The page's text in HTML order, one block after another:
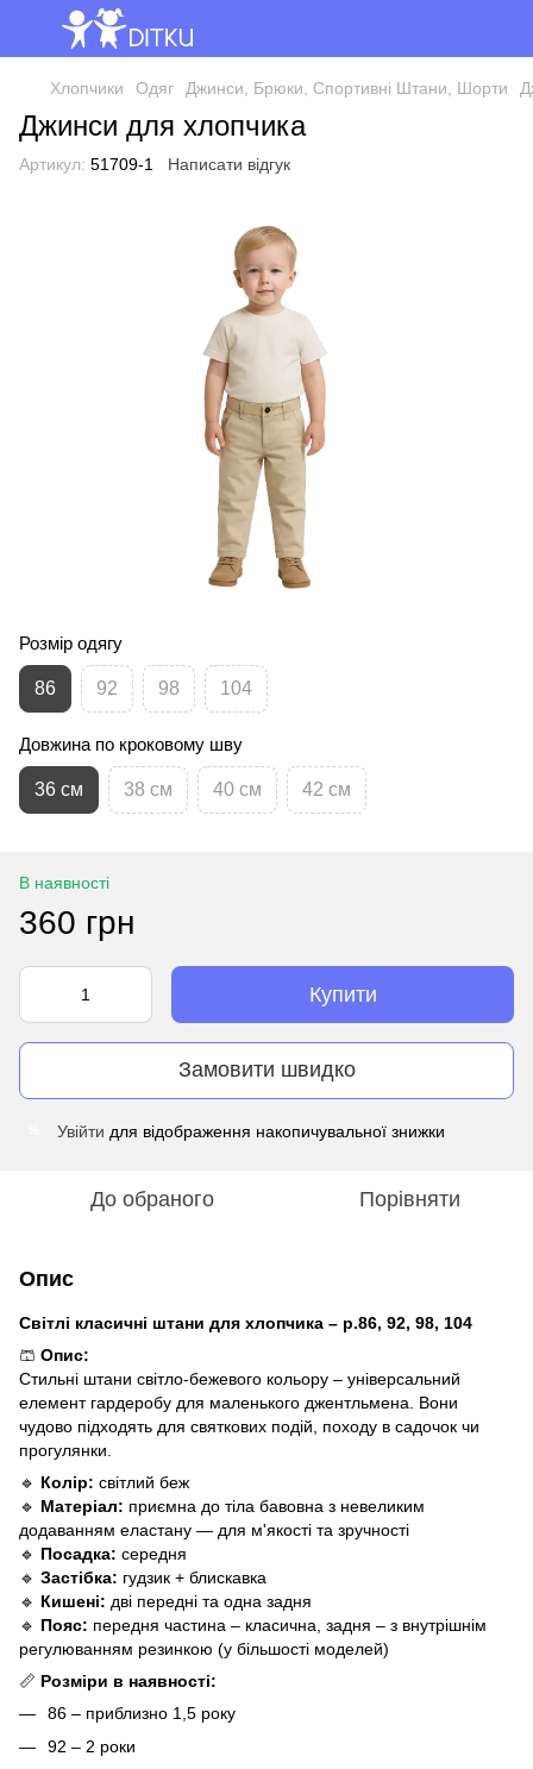
Хлопчики Одяг Джинси, Брюки, Спортивні Штани, Шорти
Джинси для хлопчика
Артикул: 51709-1 Написати відгук
Розмір одягу
86 92 98 104
Довжина по кроковому шву
36 см 38 см 40 см 42 см
В наявності
360 грн
Купити
Замовити швидко
Увійти для відображення накопичувальної знижки
До обраного Порівняти
Опис
Світлі класичні штани для хлопчика – р.86, 92, 98, 104
🩳 Опис:
Стильні штани світло-бежевого кольору – універсальний
елемент гардеробу для маленького джентльмена. Вони
чудово підходять для святкових подій, походу в садочок чи
прогулянки.
🔹 Колір: світлий беж
🔹 Матеріал: приємна до тіла бавовна з невеликим
додаванням еластану — для м'якості та зручності
🔹 Посадка: середня
🔹 Застібка: гудзик + блискавка
🔹 Кишені: дві передні та одна задня
🔹 Пояс: передня частина – класична, задня – з внутрішнім
регулюванням резинкою (у більшості моделей)
📏 Розміри в наявності:
86 – приблизно 1,5 року
92 – 2 роки